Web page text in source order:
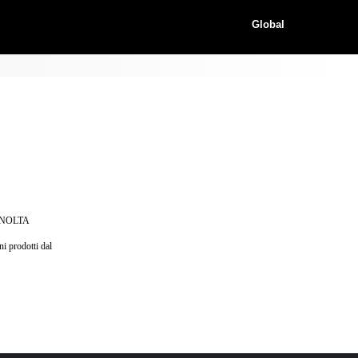
Global
prodotti dal